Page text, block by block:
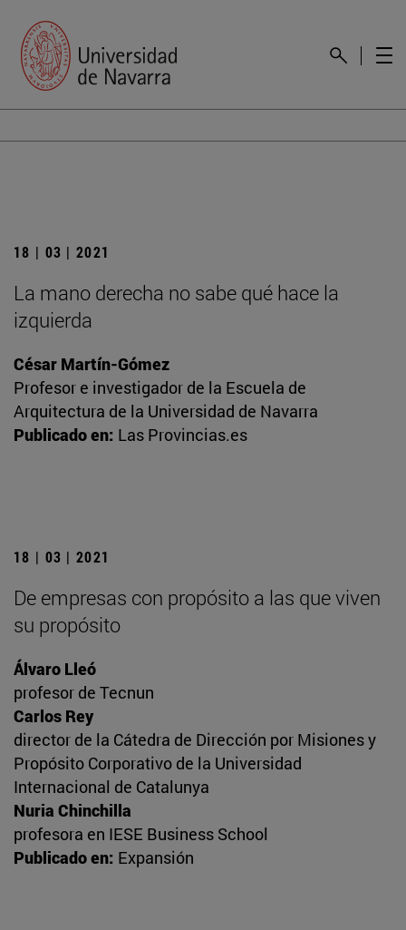
18 | 03 | 2021
La mano derecha no sabe qué hace la
izquierda
César Martín-Gómez
Profesor e investigador de la Escuela de
Arquitectura de la Universidad de Navarra
Publicado en: Las Provincias.es
18 | 03 | 2021
De empresas con propósito a las que viven
su propósito
Álvaro Lleó
profesor de Tecnun
Carlos Rey
director de la Cátedra de Dirección por Misiones y
Propósito Corporativo de la Universidad
Internacional de Catalunya
Nuria Chinchilla
profesora en IESE Business School
Publicado en: Expansión